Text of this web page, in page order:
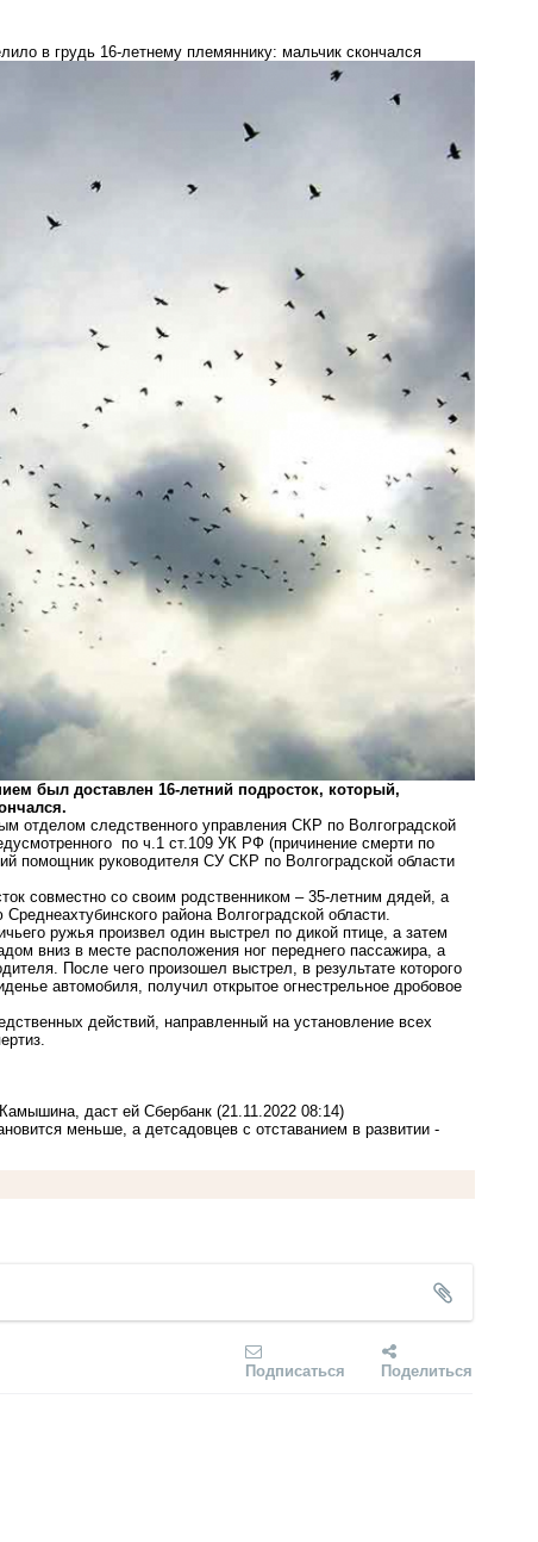
в грудь 16-летнему племяннику: мальчик скончался
был доставлен 16-летний подросток, который,
отделом следственного управления СКР по Волгоградской
по ч.1 ст.109 УК РФ (причинение смерти по
помощник руководителя СУ СКР по Волгоградской области
совместно со своим родственником – 35-летним дядей, а
района Волгоградской области.
ружья произвел один выстрел по дикой птице, а затем
вниз в месте расположения ног переднего пассажира, а
После чего произошел выстрел, в результате которого
автомобиля, получил открытое огнестрельное дробовое
действий, направленный на установление всех
даст ей Сбербанк (21.11.2022 08:14)
меньше, а детсадовцев с отставанием в развитии -
Подписаться Поделиться